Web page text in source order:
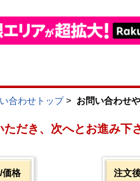
合わせトップ> お問い合わせ
だき、次へとお進み下
価格
注文